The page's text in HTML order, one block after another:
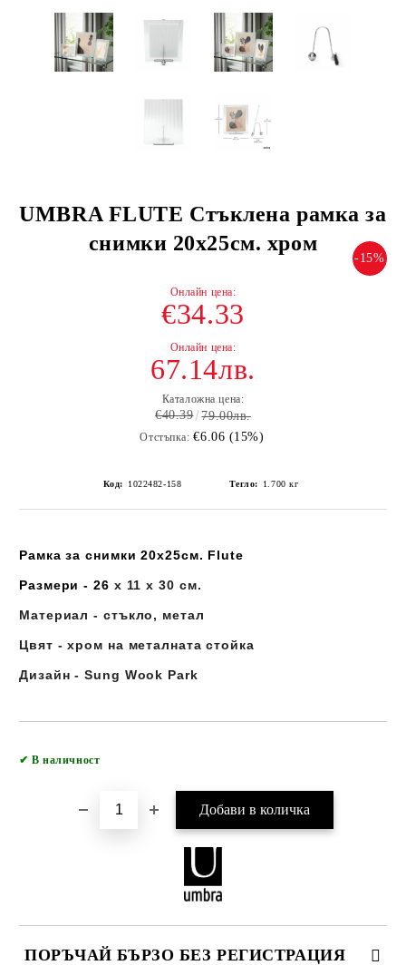
UMBRA FLUTE Стъклена рамка за
снимки 20х25см. хром
-15%
€34.33
67.14лв.
Каталожна цена:
€40.39 79.00лв.
Отстъпка: €6.06 (15%)
Код: 1022482-158 Тегло: 1.700 кг
Рамка за снимки 20х25см. Flute
Размери - 26 x 11 x 30 см.
Материал - стъкло, метал
Цвят - хром на металната стойка
Дизайн - Sung Wook Park
✔ В наличност
ПОРЪЧАЙ БЪРЗО БЕЗ РЕГИСТРАЦИЯ